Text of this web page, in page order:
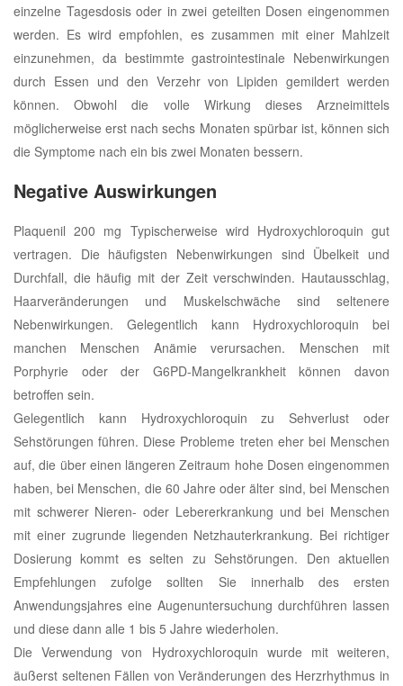
einzelne Tagesdosis oder in zwei geteilten Dosen eingenommen
werden. Es wird empfohlen, es zusammen mit einer Mahlzeit
einzunehmen, da bestimmte gastrointestinale Nebenwirkungen
durch Essen und den Verzehr von Lipiden gemildert werden
können. Obwohl die volle Wirkung dieses Arzneimittels
möglicherweise erst nach sechs Monaten spürbar ist, können sich
die Symptome nach ein bis zwei Monaten bessern.
Negative Auswirkungen
Plaquenil 200 mg Typischerweise wird Hydroxychloroquin gut
vertragen. Die häufigsten Nebenwirkungen sind Übelkeit und
Durchfall, die häufig mit der Zeit verschwinden. Hautausschlag,
Haarveränderungen und Muskelschwäche sind seltenere
Nebenwirkungen. Gelegentlich kann Hydroxychloroquin bei
manchen Menschen Anämie verursachen. Menschen mit
Porphyrie oder der G6PD-Mangelkrankheit können davon
betroffen sein.
Gelegentlich kann Hydroxychloroquin zu Sehverlust oder
Sehstörungen führen. Diese Probleme treten eher bei Menschen
auf, die über einen längeren Zeitraum hohe Dosen eingenommen
haben, bei Menschen, die 60 Jahre oder älter sind, bei Menschen
mit schwerer Nieren- oder Lebererkrankung und bei Menschen
mit einer zugrunde liegenden Netzhauterkrankung. Bei richtiger
Dosierung kommt es selten zu Sehstörungen. Den aktuellen
Empfehlungen zufolge sollten Sie innerhalb des ersten
Anwendungsjahres eine Augenuntersuchung durchführen lassen
und diese dann alle 1 bis 5 Jahre wiederholen.
Die Verwendung von Hydroxychloroquin wurde mit weiteren,
äußerst seltenen Fällen von Veränderungen des Herzrhythmus in